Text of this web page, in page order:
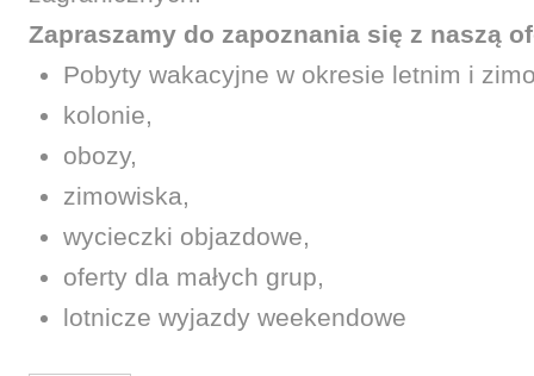
Zapraszamy do zapoznania się z naszą
Pobyty wakacyjne w okresie letnim i
kolonie,
obozy,
zimowiska,
wycieczki objazdowe,
oferty dla małych grup,
lotnicze wyjazdy weekendowe